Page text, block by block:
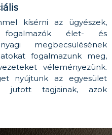
kísérni az ügyészek,
fogalmazók élet- és
megbecsülésének
fogalmazunk meg,
véleményezünk.
nyújtunk az egyesület
jutott tagjainak, azok